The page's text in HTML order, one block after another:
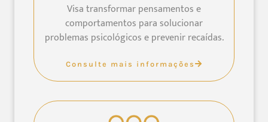
Visa transformar pensamentos e
comportamentos para solucionar
problemas psicológicos e prevenir recaídas.
Consulte mais informações